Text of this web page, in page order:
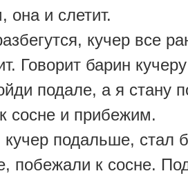
она и слетит.
кучер все
Говорит барин
подале, а я стану
сосне и прибежим.
подальше, стал
побежали к сосне.